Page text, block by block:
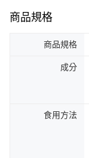
商品規格
商品規格
成分
食用方法